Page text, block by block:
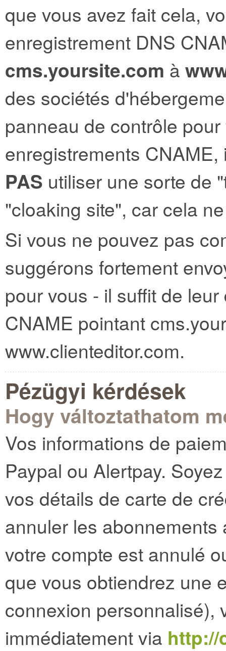
que vous avez fait cela,
enregistrement DNS
cms.yoursite.com à
des sociétés
panneau de contrôle
enregistrements
PAS utiliser une sorte de
"cloaking site", car cela
Si vous ne pouvez pas
suggérons fortement
pour vous - il suffit de
CNAME pointant
www.clienteditor.com.
Pézügyi kérdések
Hogy változtathatom
Vos informations de
Paypal ou Alertpay.
vos détails de carte de
annuler les
votre compte est annulé
que vous obtiendrez une
connexion personnalisé),
immédiatement via http://